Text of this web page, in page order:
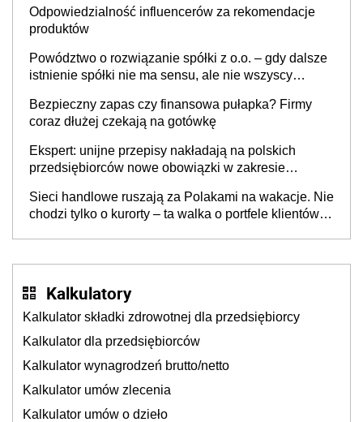
Odpowiedzialność influencerów za rekomendacje
produktów
Powództwo o rozwiązanie spółki z o.o. – gdy dalsze
istnienie spółki nie ma sensu, ale nie wszyscy
Bezpieczny zapas czy finansowa pułapka? Firmy
coraz dłużej czekają na gotówkę
Ekspert: unijne przepisy nakładają na polskich
przedsiębiorców nowe obowiązki w zakresie
Sieci handlowe ruszają za Polakami na wakacje. Nie
chodzi tylko o kurorty – ta walka o portfele klientów
Kalkulatory
Kalkulator składki zdrowotnej dla przedsiębiorcy
Kalkulator dla przedsiębiorców
Kalkulator wynagrodzeń brutto/netto
Kalkulator umów zlecenia
Kalkulator umów o dzieło